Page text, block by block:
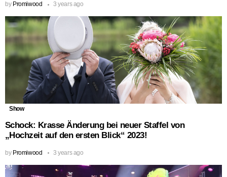
by Promiwood 3 years ago
Show
Schock: Krasse Änderung bei neuer Staffel von
„Hochzeit auf den ersten Blick“ 2023!
by Promiwood 3 years ago